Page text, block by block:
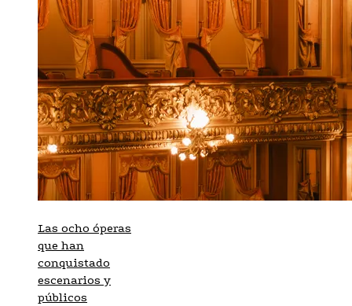
Las ocho óperas
que han
conquistado
escenarios y
públicos